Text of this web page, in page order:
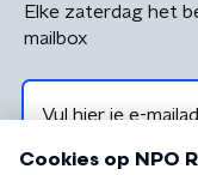
Elke zaterdag het
mailbox